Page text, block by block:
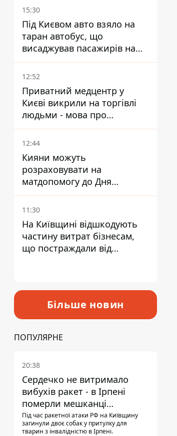
15:30
Під Києвом авто взяло на
таран автобус, що
висаджував пасажирів на
зупинці - пасажирка в
лікарні
12:52
Приватний медцентр у
Києві викрили на торгівлі
людьми - мова про
сурогатне материнство
12:44
Кияни можуть
розраховувати на
матдопомогу до Дня
незалежності - кому її
дадуть
11:30
На Київщині відшкодують
частину витрат бізнесам,
що постраждали від
Більше новин
ПОПУЛЯРНЕ
20:38
Сердечко не витримало
вибухів ракет - в Ірпені
померли мешканці
притулку для собак з
інвалідністю
Під час ракетної атаки РФ на Київщину
загинули двоє собак у притулку для
тварин з інвалідністю в Ірпені.